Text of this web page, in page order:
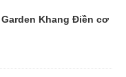
Khang Điền cơ